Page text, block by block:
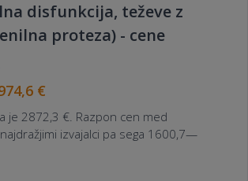
disfunkcija, teževe z
proteza) - cene
€
je 2872,3 €. Razpon cen med
izvajalci pa sega 1600,7—